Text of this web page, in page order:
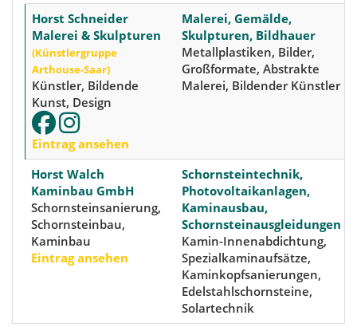
Horst Schneider
Malerei & Skulpturen
(Künstlergruppe
Arthouse-Saar)
Künstler, Bildende
Kunst, Design
Eintrag ansehen
Malerei, Gemälde,
Skulpturen, Bildhauer
Metallplastiken, Bilder,
Großformate, Abstrakte
Malerei, Bildender Künstler
Horst Walch
Kaminbau GmbH
Schornsteinsanierung,
Schornsteinbau,
Kaminbau
Eintrag ansehen
Schornsteintechnik,
Photovoltaikanlagen,
Kaminausbau,
Schornsteinausgleidungen
Kamin-Innenabdichtung,
Spezialkaminaufsätze,
Kaminkopfsanierungen,
Edelstahlschornsteine,
Solartechnik